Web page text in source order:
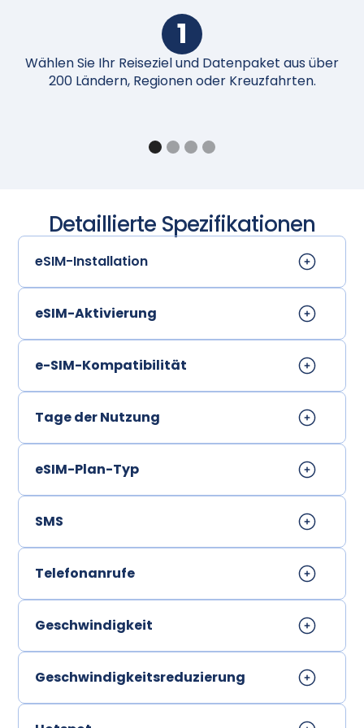
1
Wählen Sie Ihr Reiseziel und Datenpaket aus über
200 Ländern, Regionen oder Kreuzfahrten.
Detaillierte Spezifikationen
eSIM-Installation
eSIM-Aktivierung
e-SIM-Kompatibilität
Tage der Nutzung
eSIM-Plan-Typ
SMS
Telefonanrufe
Geschwindigkeit
Geschwindigkeitsreduzierung